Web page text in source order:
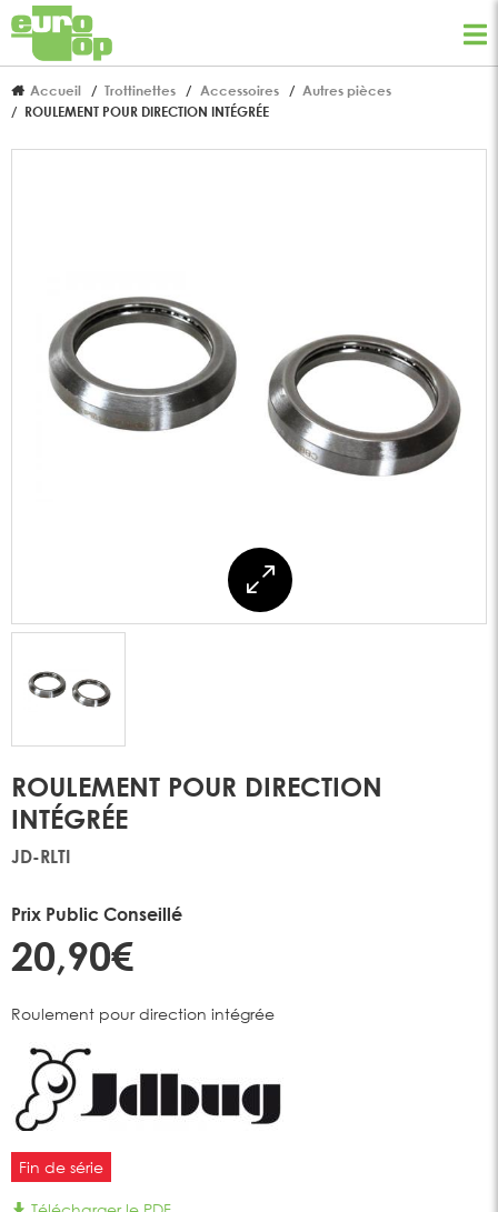
Accueil Trottinettes Accessoires
Autres pièces
ROULEMENT POUR DIRECTION INTÉGRÉE
ROULEMENT POUR DIRECTION
INTÉGRÉE
JD-RLTI
Prix Public Conseillé
20,90€
Roulement pour direction intégrée
Fin de série